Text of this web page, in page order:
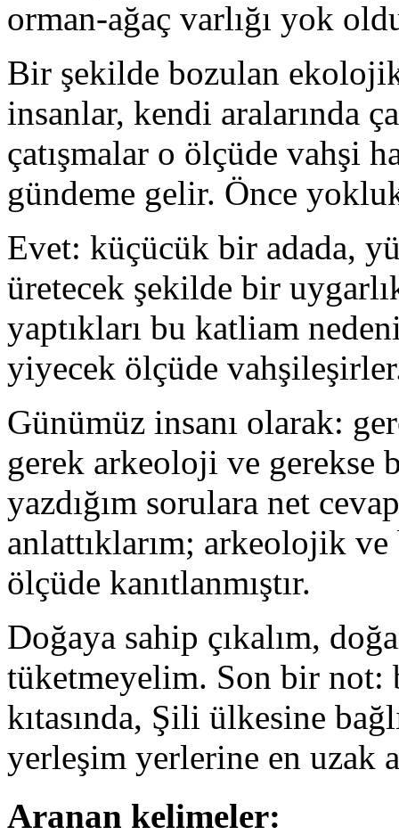
orman-ağaç varlığı yok
Bir şekilde bozulan
insanlar, kendi aralarında
çatışmalar o ölçüde vahşi
gündeme gelir. Önce
Evet: küçücük bir adada,
üretecek şekilde bir
yaptıkları bu katliam
yiyecek ölçüde
Günümüz insanı olarak:
gerek arkeoloji ve gerekse
yazdığım sorulara net
anlattıklarım; arkeolojik
ölçüde kanıtlanmıştır.
Doğaya sahip çıkalım,
tüketmeyelim. Son bir not:
kıtasında, Şili ülkesine
yerleşim yerlerine en uzak
Aranan kelimeler: